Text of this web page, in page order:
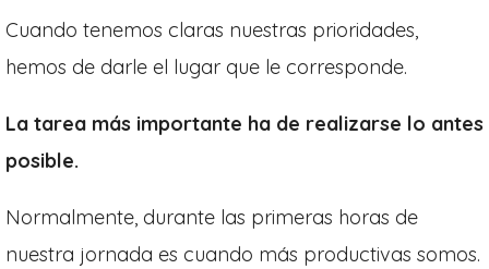
Cuando tenemos claras nuestras prioridades,
hemos de darle el lugar que le corresponde.
La tarea más importante ha de realizarse lo antes
posible.
Normalmente, durante las primeras horas de
nuestra jornada es cuando más productivas somos.